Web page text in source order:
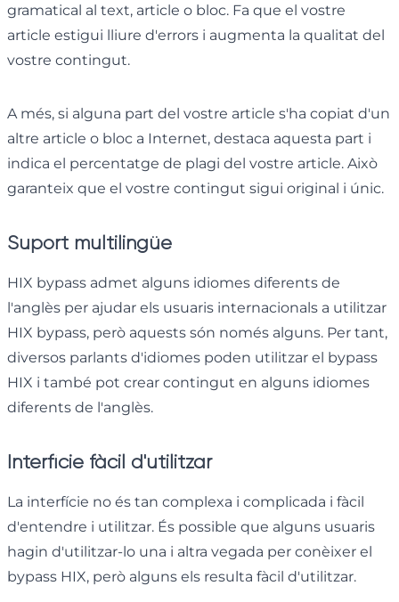
gramatical al text, article o bloc. Fa que el vostre
article estigui lliure d'errors i augmenta la qualitat del
vostre contingut.
A més, si alguna part del vostre article s'ha copiat d'un
altre article o bloc a Internet, destaca aquesta part i
indica el percentatge de plagi del vostre article. Això
garanteix que el vostre contingut sigui original i únic.
Suport multilingüe
HIX bypass admet alguns idiomes diferents de
l'anglès per ajudar els usuaris internacionals a utilitzar
HIX bypass, però aquests són només alguns. Per tant,
diversos parlants d'idiomes poden utilitzar el bypass
HIX i també pot crear contingut en alguns idiomes
diferents de l'anglès.
Interfície fàcil d'utilitzar
La interfície no és tan complexa i complicada i fàcil
d'entendre i utilitzar. És possible que alguns usuaris
hagin d'utilitzar-lo una i altra vegada per conèixer el
bypass HIX, però alguns els resulta fàcil d'utilitzar.